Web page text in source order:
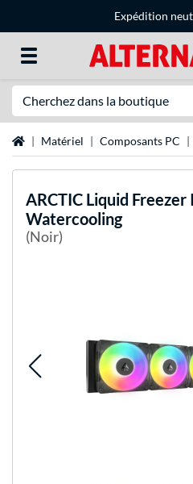
Expédition
Page d'accueil
Matériel Composants PC
ARCTIC Liquid Freezer
Watercooling
(Noir)